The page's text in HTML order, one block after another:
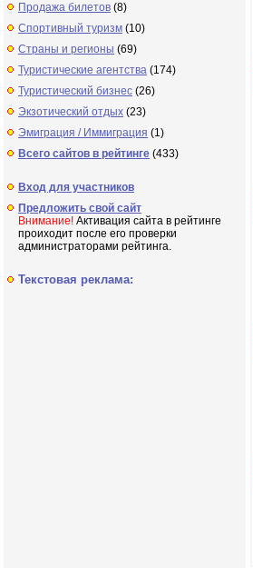
Продажа билетов (8)
Спортивный туризм (10)
Страны и регионы (69)
Туристические агентства (174)
Туристический бизнес (26)
Экзотический отдых (23)
Эмиграция / Иммиграция (1)
Всего сайтов в рейтинге (433)
Вход для участников
Предложить свой сайт
Внимание! Активация сайта в рейтинге
проиходит после его проверки
администраторами рейтинга.
Текстовая реклама: